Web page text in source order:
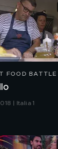
FOOD BATTLE
| Italia 1